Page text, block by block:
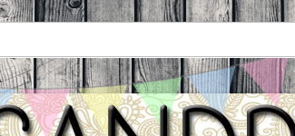
Backfabrik